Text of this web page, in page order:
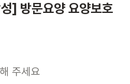
] 방문요양 요양보호
주세요